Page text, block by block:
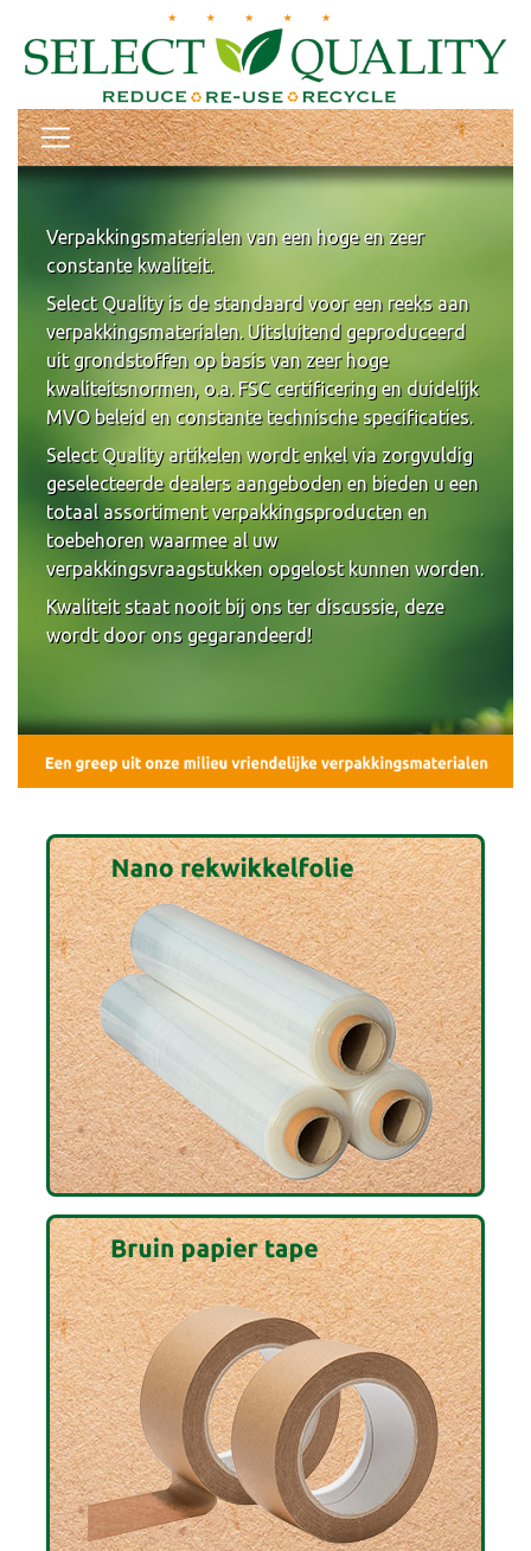
Verpakkingsmaterialen van een hoge en zeer
constante kwaliteit.
Select Quality is de standaard voor een reeks aan
verpakkingsmaterialen. Uitsluitend geproduceerd
uit grondstoffen op basis van zeer hoge
kwaliteitsnormen, o.a. FSC certificering en duidelijk
MVO beleid en constante technische specificaties.
Select Quality artikelen wordt enkel via zorgvuldig
geselecteerde dealers aangeboden en bieden u een
totaal assortiment verpakkingsproducten en
toebehoren waarmee al uw
verpakkingsvraagstukken opgelost kunnen worden.
Kwaliteit staat nooit bij ons ter discussie, deze
wordt door ons gegarandeerd!